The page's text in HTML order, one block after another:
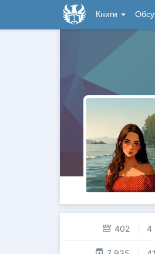
Книги
402 4